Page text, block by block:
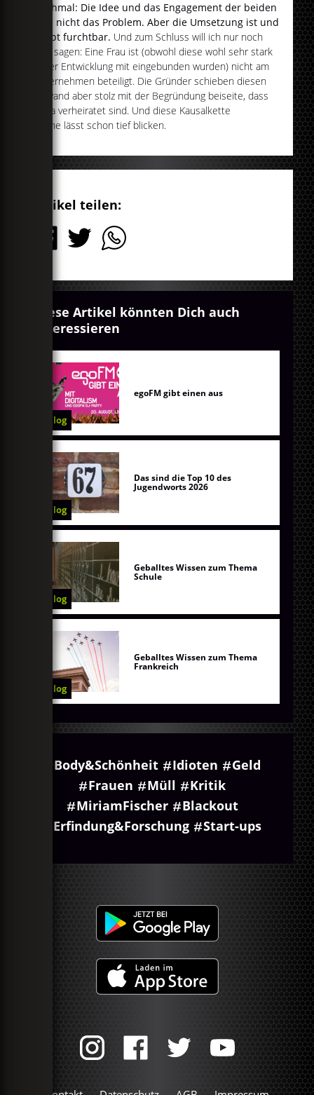
Nochmal: Die Idee und das Engagement der beiden
sind nicht das Problem. Aber die Umsetzung ist und
bleibt furchtbar. Und zum Schluss will ich nur noch
eins sagen: Eine Frau ist (obwohl diese wohl sehr stark
in der Entwicklung mit eingebunden wurden) nicht am
Unternehmen beteiligt. Die Gründer schieben diesen
Einwand aber stolz mit der Begründung beiseite, dass
sie ja verheiratet sind. Und diese Kausalkette
alleine lässt schon tief blicken.
Artikel teilen:
Diese Artikel könnten Dich auch
interessieren
Blog
egoFM gibt einen aus
Blog
Das sind die Top 10 des
Jugendworts 2026
Blog
Geballtes Wissen zum Thema
Schule
Blog
Geballtes Wissen zum Thema
Frankreich
Body&Schönheit Idioten
Geld
Frauen
Müll
Kritik
MiriamFischer
Blackout
Erfindung&Forschung
Start-ups